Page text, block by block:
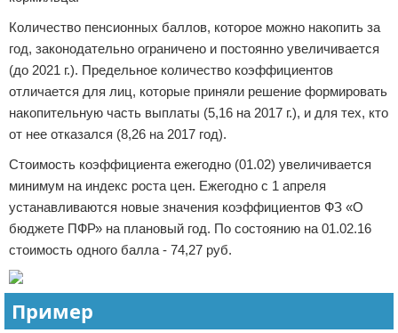
Количество пенсионных баллов, которое можно накопить за
год, законодательно ограничено и постоянно увеличивается
(до 2021 г.). Предельное количество коэффициентов
отличается для лиц, которые приняли решение формировать
накопительную часть выплаты (5,16 на 2017 г.), и для тех, кто
от нее отказался (8,26 на 2017 год).
Стоимость коэффициента ежегодно (01.02) увеличивается
минимум на индекс роста цен. Ежегодно с 1 апреля
устанавливаются новые значения коэффициентов ФЗ «О
бюджете ПФР» на плановый год. По состоянию на 01.02.16
стоимость одного балла - 74,27 руб.
Пример